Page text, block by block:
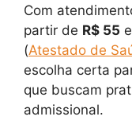
Com
partir de R$ 55
(Atestado de
escolha certa
que buscam
admissional.